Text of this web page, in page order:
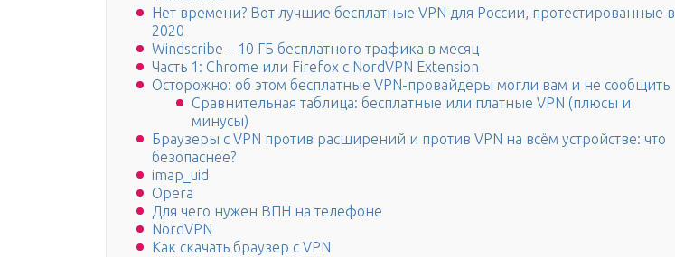
Нет времени? Вот лучшие бесплатные VPN для России, протестированные в
2020
Windscribe – 10 ГБ бесплатного трафика в месяц
Часть 1: Chrome или Firefox с NordVPN Extension
Осторожно: об этом бесплатные VPN-провайдеры могли вам и не сообщить
Сравнительная таблица: бесплатные или платные VPN (плюсы и
минусы)
Браузеры с VPN против расширений и против VPN на всём устройстве: что
безопаснее?
imap_uid
Opera
Для чего нужен ВПН на телефоне
NordVPN
Как скачать браузер с VPN